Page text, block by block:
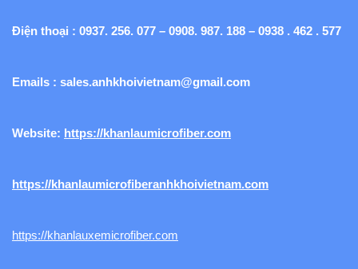
Điện thoại : 0937. 256. 077 – 0908. 987. 188 – 0938 . 462 . 577
Emails : sales.anhkhoivietnam@gmail.com
Website: https://khanlaumicrofiber.com
https://khanlaumicrofiberanhkhoivietnam.com
https://khanlauxemicrofiber.com